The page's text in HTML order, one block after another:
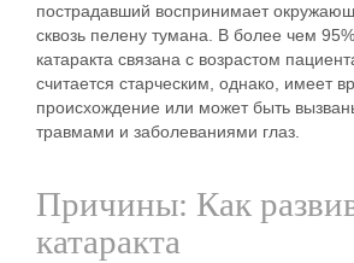
пострадавший воспринимает
сквозь пелену тумана. В более чем
катаракта связана с возрастом
считается старческим, однако, имеет
происхождение или может быть
травмами и заболеваниями глаз.
Причины: Как
катаракта